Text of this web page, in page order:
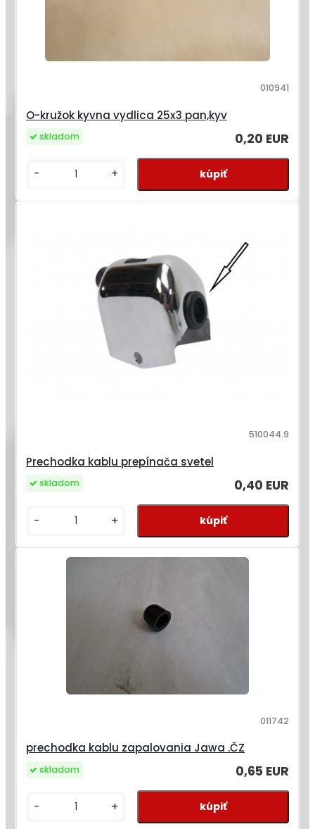
O-kružok kyvna vydlica 25x3 pan,kyv
010941
0,20 EUR
skladom
- +
Prechodka kablu prepínača svetel
510044.9
0,40 EUR
skladom
- +
prechodka kablu zapalovania Jawa .ČZ
011742
0,65 EUR
skladom
- +